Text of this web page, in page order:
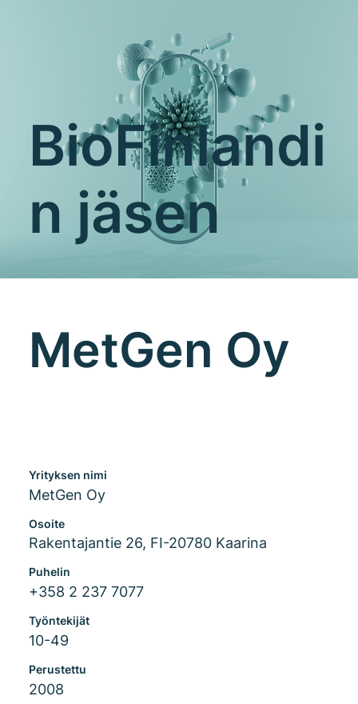
BioFinlandi
n jäsen
MetGen Oy
Yrityksen nimi
MetGen Oy
Osoite
Rakentajantie 26, FI-20780 Kaarina
Puhelin
+358 2 237 7077
Työntekijät
10-49
Perustettu
2008